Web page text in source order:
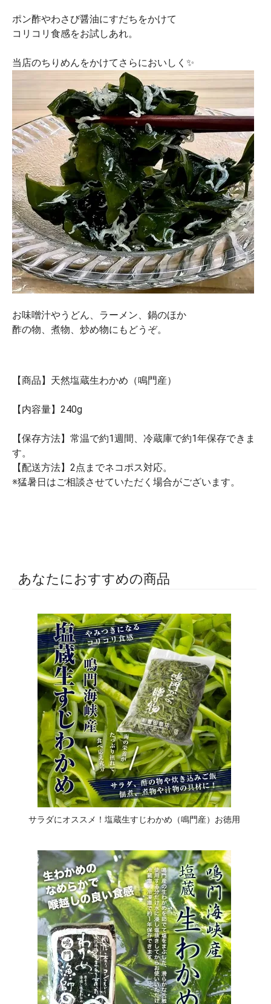
ポン酢やわさび醤油にすだちをかけて
コリコリ食感をお試しあれ。
当店のちりめんをかけてさらにおいしく✨
お味噌汁やうどん、ラーメン、鍋のほか
酢の物、煮物、炒め物にもどうぞ。
【商品】天然塩蔵生わかめ（鳴門産）
【内容量】240g
【保存方法】常温で約1週間、冷蔵庫で約1年保存できま
す。
【配送方法】2点までネコポス対応。
※猛暑日はご相談させていただく場合がございます。
あなたにおすすめの商品
サラダにオススメ！塩蔵生すじわかめ（鳴門産）お徳用